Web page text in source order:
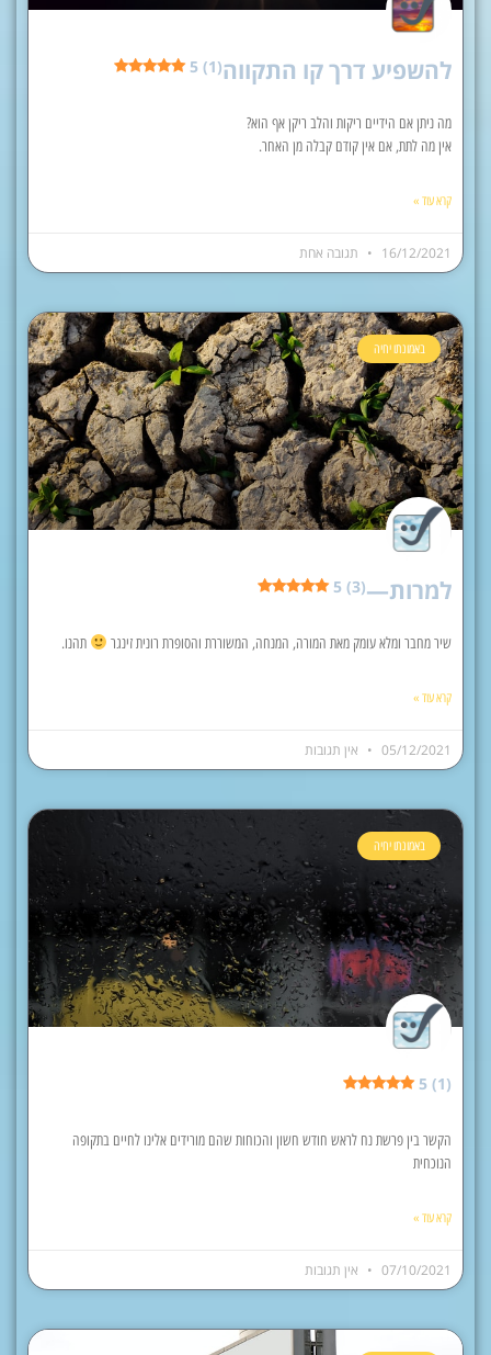
להשפיע דרך קו התקווה5 (1)
מה ניתן אם הידיים ריקות והלב ריקן אף הוא?
אין מה לתת, אם אין קודם קבלה מן האחר.
קרא עוד »
16/12/2021 תגובה אחת
באמונתו יחיה
למרות—5 (3)
שיר מחבר ומלא עומק מאת המורה, המנחה, המשוררת והסופרת רונית זינגר תהנו.
קרא עוד »
05/12/2021 אין תגובות
באמונתו יחיה
5 (1)
הקשר בין פרשת נח לראש חודש חשון והכוחות שהם מורידים אלינו לחיים בתקופה
הנוכחית
קרא עוד »
07/10/2021 אין תגובות